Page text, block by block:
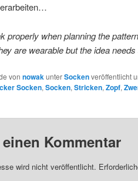
properly when planning the
are wearable but the idea
von nowakunterSockenveröffentlicht
Socken, Socken, Stricken, Zopf,
Kommentar
wird nicht veröffentlicht.